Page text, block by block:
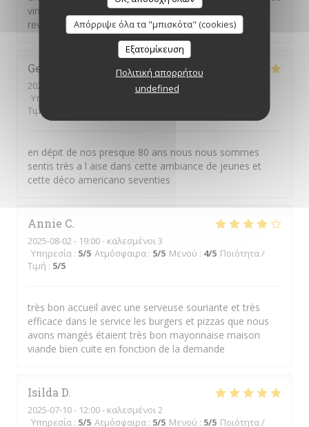
Απόρριψε όλα τα "μπισκότα" (cookies)
Εξατομίκευση
Πολιτική απορρήτου
undefined
vin pour chaque brunch, ça pourrait être sympa. Nous
reviendrons ;)
Gerard
2025-09-10
- 19:00 - καλεσμένοι 2
Υπηρεσία
Τιμή
en dépit de nos presque 80 ans nous nous sommes
sentis très a l aise dans cette ambiance de jeunes et
cette déco americano seventies
Annie C
2025-08-02 - 19:00 - καλεσμένοι 3
Υπηρεσία : 5/5 Ατμόσφαιρα : 5/5 Μενού : 4/5 Ποιότητα /
Τιμή : 5/5
très bon accueil avec une serveuse souriante et très
efficace dans le service les burgers et pizzas que nous
avons mangés étaient très bon mayonnaise maison
viande bien cuite en fonction de la demande
Isilda D
2025-07-10- 12:00 - καλεσμένοι 2
Υπηρεσία : 5/5 Ατμόσφαιρα : 5/5 Μενού : 5/5 Ποιότητα /